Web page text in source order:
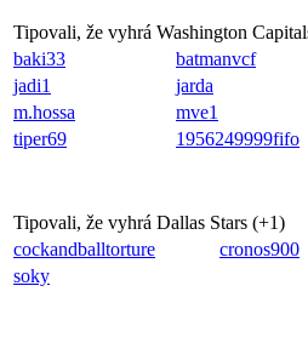
Tipovali, že vyhrá Washington
baki33
batmanvcf
jadi1
jarda
m.hossa
mve1
tiper69
1956249999fifo
Tipovali, že vyhrá Dallas Stars (+1)
cockandballtorture
cronos900
soky